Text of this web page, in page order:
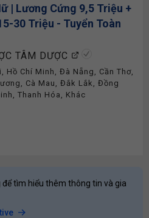
| Lương Cứng 9,5 Triệu +
30 Triệu - Tuyển Toàn
TÂM DƯỢC
, Hồ Chí Minh , Đà Nẵng , Cần Thơ,
, Cà Mau , Đắk Lắk , Đồng
, Thanh Hóa , Khác
để tìm hiểu thêm thông tin và gia